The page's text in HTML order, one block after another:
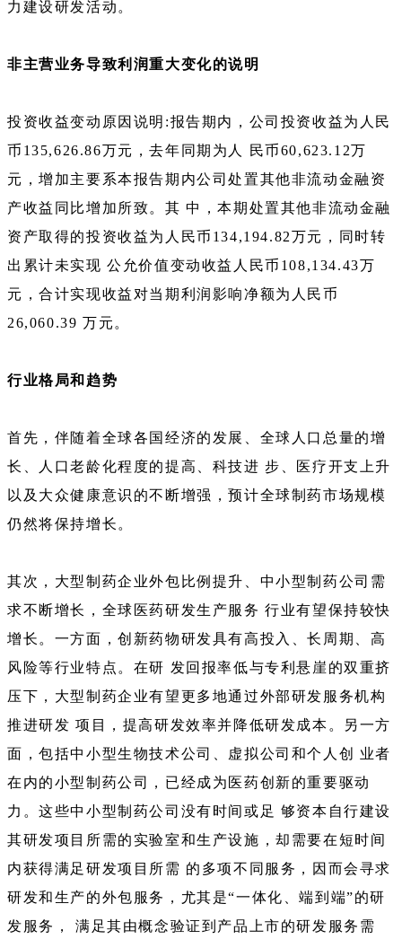
力建设研发活动。
非主营业务导致利润重大变化的说明
投资收益变动原因说明:报告期内，公司投资收益为人民
币135,626.86万元，去年同期为人 民币60,623.12万
元，增加主要系本报告期内公司处置其他非流动金融资
产收益同比增加所致。其 中，本期处置其他非流动金融
资产取得的投资收益为人民币134,194.82万元，同时转
出累计未实现 公允价值变动收益人民币108,134.43万
元，合计实现收益对当期利润影响净额为人民币
26,060.39 万元。
行业格局和趋势
首先，伴随着全球各国经济的发展、全球人口总量的增
长、人口老龄化程度的提高、科技进 步、医疗开支上升
以及大众健康意识的不断增强，预计全球制药市场规模
仍然将保持增长。
其次，大型制药企业外包比例提升、中小型制药公司需
求不断增长，全球医药研发生产服务 行业有望保持较快
增长。一方面，创新药物研发具有高投入、长周期、高
风险等行业特点。在研 发回报率低与专利悬崖的双重挤
压下，大型制药企业有望更多地通过外部研发服务机构
推进研发 项目，提高研发效率并降低研发成本。另一方
面，包括中小型生物技术公司、虚拟公司和个人创 业者
在内的小型制药公司，已经成为医药创新的重要驱动
力。这些中小型制药公司没有时间或足 够资本自行建设
其研发项目所需的实验室和生产设施，却需要在短时间
内获得满足研发项目所需 的多项不同服务，因而会寻求
研发和生产的外包服务，尤其是“一体化、端到端”的研
发服务， 满足其由概念验证到产品上市的研发服务需